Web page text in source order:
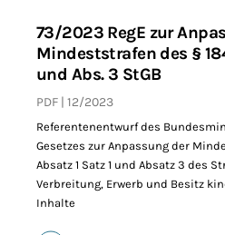
73/2023 RegE zur
Mindeststrafen des §
und Abs. 3 StGB
PDF 12/2023
Referentenentwurf des
Gesetzes zur Anpassung der
Absatz 1 Satz 1 und Absatz 3 des
Verbreitung, Erwerb und Besitz
Inhalte